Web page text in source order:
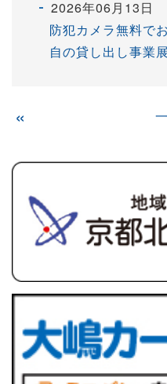
2026年06月13日
防犯カメラ無料で
自の貸し出し事業
«